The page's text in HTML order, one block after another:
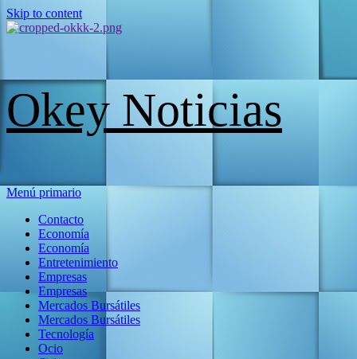
Skip to content
Okey Noticias
Menú primario
Contacto
Economía
Economía
Entretenimiento
Empresas
Empresas
Mercados Bursátiles
Mercados Bursátiles
Tecnología
Ocio